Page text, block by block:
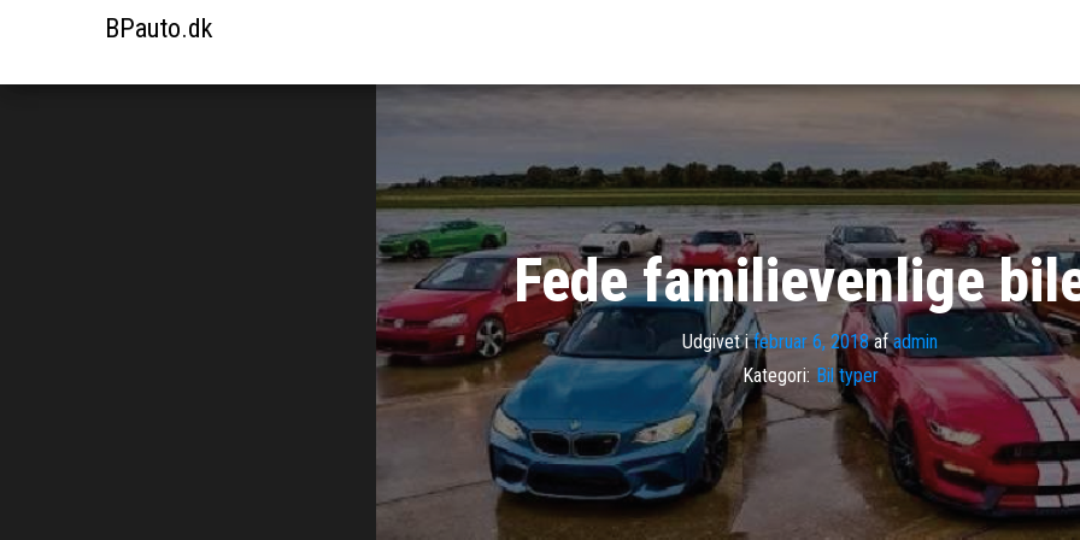
BPauto.dk
Fede familievenlige
Udgivet ifebruar 6, 2018afadmin
Kategori: Bil typer